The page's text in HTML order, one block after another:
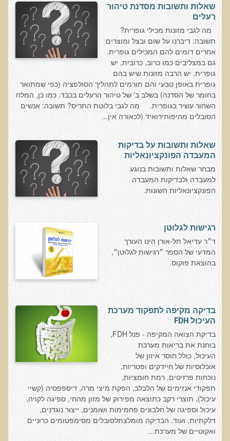
שאלון Identi-T Stress Assesment
שאלון נוירוביהוויוראלי
שאלון מערכת התריס
שאלון אלרגיות למזון
בדיקת טמפרטורה
שאלון אוטואימוני
שאלון קנדידה
שאלון סימפטומים של קרינת רדיו
פרוטוקולים רפואיים
בדיקות מעבדה פונקציונאליות
בדיקת סריקה - חומצות אורגניות בשתן
בדיקת צואה לאיתור מתכות כבדות
בדיקה מקיפה לתפקוד מערכת העיכול
בדיקות לרגישויות לחלבונים
AMAS - בדיקת דם לאיתור מוקדם של סרטן
בדיקת AMAS - מידע למטופל
פאנל קרדיו-ווסקולרי - לבריאות מערכת כלי הדם והלב
בדיקת שיער לאיתור מחסור במינרלים
בדיקות גנטיות
בדיקות לאבחון מחסורים וסיכונים
בדיקת צואה לאיתור מוקדם של סרטן המעי הגס M2PK
בדיקת דם קליפורד לרגישויות לחומרים דנטאליים
בדיקות למחסורים תזונתיים, בדיקות ויטמינים
שאלות ותשובות מסדנת טיהור
רעלים
מה לגבי מזונות מכילי גופרית?
תשובה: דיברנו על שום ובצל ומוצרים
אחרים דומים להם המכילים גופרית.
גם במצליבים כמו כרוב, כרובית, יש
גופרית. יש הרבה מזונות שיש בהם
גופרית באופן טבעי והם תורמים לתהליך הסולפציה (כפי שמתואר
בחומר של הסדנה) בשלב ב' של טיהור הרעלים בכבד. כמו כן, המלח
השחור עשיר בגופרית. מה לגבי בלוטת התריס? תשובה: אנשים
הסובלים מהיפותירואיד (לכאורה אין...
שאלות ותשובות על בדיקות
המעבדה הפונקציונאליות
מבחר שאלות ותשובות בנוגע
למעבדה ולבדיקות המעבדה
הפונקציונאליות השונות.
רגישות לגלוטן
ד״ר עדיאל תל-אורן הינו העורך
המדעי של הספר ״רגישות לגלוטן״,
בהוצאת פוקוס.
בדיקה מקיפה לתפקוד מערכת
העיכול FDH
בדיקת הצואה המקיפה - פנל FDH,
בוחנת את בריאות מערכת
העיכול, כולל חוסר איזון של
אוכלוסיות של חיידקים ופטריות,
נוכחות פרזיטים, רמת חומציות,
תפקודי אנזימים של הלבלב, הפקת מיצי מרה, דיספפסיה (קשיי
עיכול), תוצרי רקב כתוצאה מפירוק של מזון מהחי, ספיגה לקויה,
עיכול וספיגה של חלבונים פחמימות ושומנים, ייצור נוגדנים,
דלקתיות, ועוד. הבדיקה מומלצתלסובלים מסימפטומים כרוניים
ואקוטיים של מערכת...